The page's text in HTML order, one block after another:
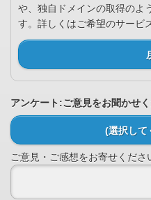
や、独自ドメインの取得のよ
す。詳しくはご希望のサービ
アンケート:ご意見をお聞かせ
(選択して
ご意見・ご感想をお寄せくださ